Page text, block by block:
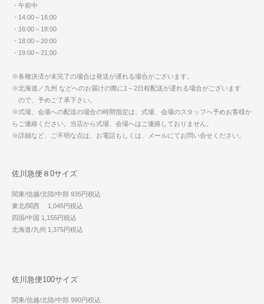
・午前中
・14:00～16:00
・16:00～18:00
・18:00～20:00
・19:00～21:00
※各種決済が未完了の場合は発送が遅れる場合がございます。
※北海道／九州 などへのお届けの際に1～2日程配送が遅れる場合がございます
ので、予めご了承下さい。
※式場、会場への配送の場合の時間指定は、式場、会場のスタッフへ予めお客様か
らご連絡ください。当店から式場、会場へはご連絡しておりません。
※詳細など、ご不明な点は、お電話もしくは、メールにてお問い合せください。
佐川急便８0サイズ
関東/信越/北陸/中部 935円税込
東北/関西 1,045円税込
四国/中国 1,155円税込
北海道/九州 1,375円税込
佐川急便100サイズ
関東/信越/北陸/中部 990円税込